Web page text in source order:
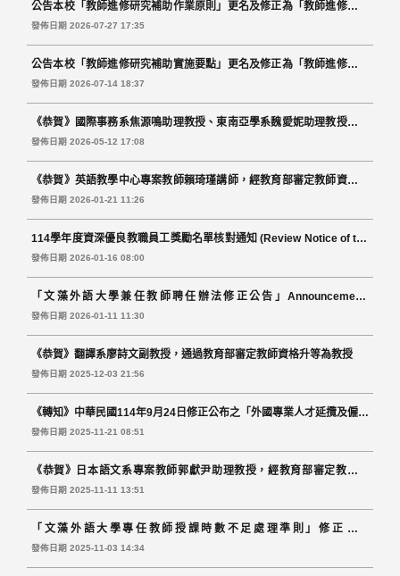
Teaching and Professional Development Award Recipients
公告本校「教師進修研究補助作業原則」更名及修正為「教師進修研究
等專業發展補助作業原則」Announcement on the Renaming and
Amendment of the Operational Guidelines Governing Subsidies for
Faculty Study, Research,and Other Professional Development
發佈日期 2026-07-27 17:35
公告本校「教師進修研究補助實施要點」更名及修正為「教師進修研究
等專業發展要點」Announcement of the Renaming and Amendment
of the Guidelines for Faculty Study, Research, and Other
Professional Development
發佈日期 2026-07-14 18:37
《恭賀》國際事務系焦源鳴助理教授、東南亞學系魏愛妮助理教授通過
教育部審定教師資格升等為副教授
發佈日期 2026-05-12 17:08
《恭賀》英語教學中心專案教師賴琦瑾講師，經教育部審定教師資格，
升等為助理教授。
發佈日期 2026-01-21 11:26
114學年度資深優良教職員工獎勵名單核對通知 (Review Notice of the
List of Rewards for Excellent Senior Teachers for 114 Academic
Year)
發佈日期 2026-01-16 08:00
「文藻外語大學兼任教師聘任辦法修正公告」Announcement:
Amendments to the Guidelines for Part-time Faculty Employment
發佈日期 2026-01-11 11:30
《恭賀》翻譯系廖詩文副教授，通過教育部審定教師資格升等為教授
發佈日期 2025-12-03 21:56
《轉知》中華民國114年9月24日修正公布之「外國專業人才延攬及僱用
法」，第4條第4款第4目後段、第28條及第29條，行政院定自115年6月
30日施行；其餘條文，定自115年1月1日施行。
發佈日期 2025-11-21 08:51
《恭賀》日本語文系專案教師郭獻尹助理教授，經教育部審定教師資
格，升等為副教授。
發佈日期 2025-11-11 13:51
「文藻外語大學專任教師授課時數不足處理準則」修正公告
Announcement on the Amendments to the Regulations Governing
Insufficient Teaching Hours of Full-time Faculty Members at
發佈日期 2025-11-03 14:34